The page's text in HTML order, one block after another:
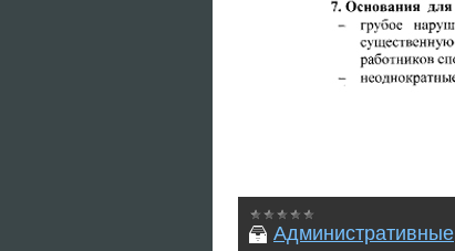
Административные